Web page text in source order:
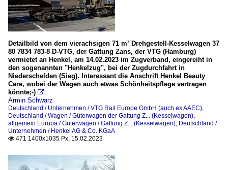
Detailbild von dem vierachsigen 71 m³ Drehgestell-Kesselwagen 37
80 7834 783-8 D-VTG, der Gattung Zans, der VTG (Hamburg)
vermietet an Henkel, am 14.02.2023 im Zugverband, eingereiht in
den sogenannten "Henkelzug", bei der Zugdurchfahrt in
Niederschelden (Sieg). Interessant die Anschrift Henkel Beauty
Care, wobei der Wagen auch etwas Schönheitspflege vertragen
könnte;-) 
Armin Schwarz
Deutschland / Unternehmen / VTG Rail Europe GmbH (auch ex AAEC),
Deutschland / Wagen / Güterwagen der Gattung Z... (Kesselwagen),
allgemein Europa / Güterwagen / Gattung Z... (Kesselwagen), Deutschland /
Unternehmen / Henkel AG & Co. KGaA
 471 1400x1035 Px, 15.02.2023